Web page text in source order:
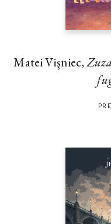
Matei Vişniec,